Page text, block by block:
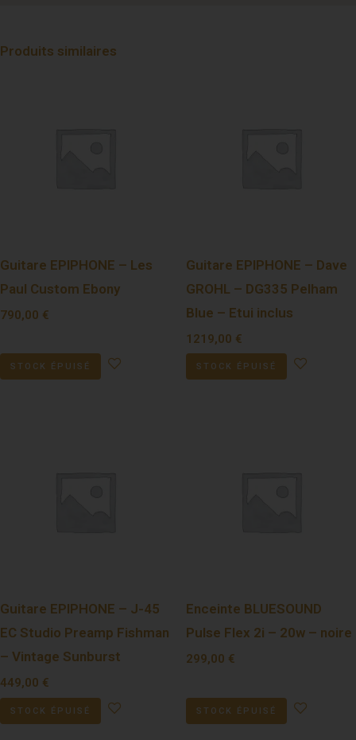
Produits similaires
Guitare EPIPHONE – Les
Paul Custom Ebony
790,00 €
STOCK ÉPUISÉ
Guitare EPIPHONE – Dave
GROHL – DG335 Pelham
Blue – Etui inclus
1219,00 €
STOCK ÉPUISÉ
Guitare EPIPHONE – J-45
EC Studio Preamp Fishman
– Vintage Sunburst
449,00 €
STOCK ÉPUISÉ
Enceinte BLUESOUND
Pulse Flex 2i – 20w – noire
299,00 €
STOCK ÉPUISÉ